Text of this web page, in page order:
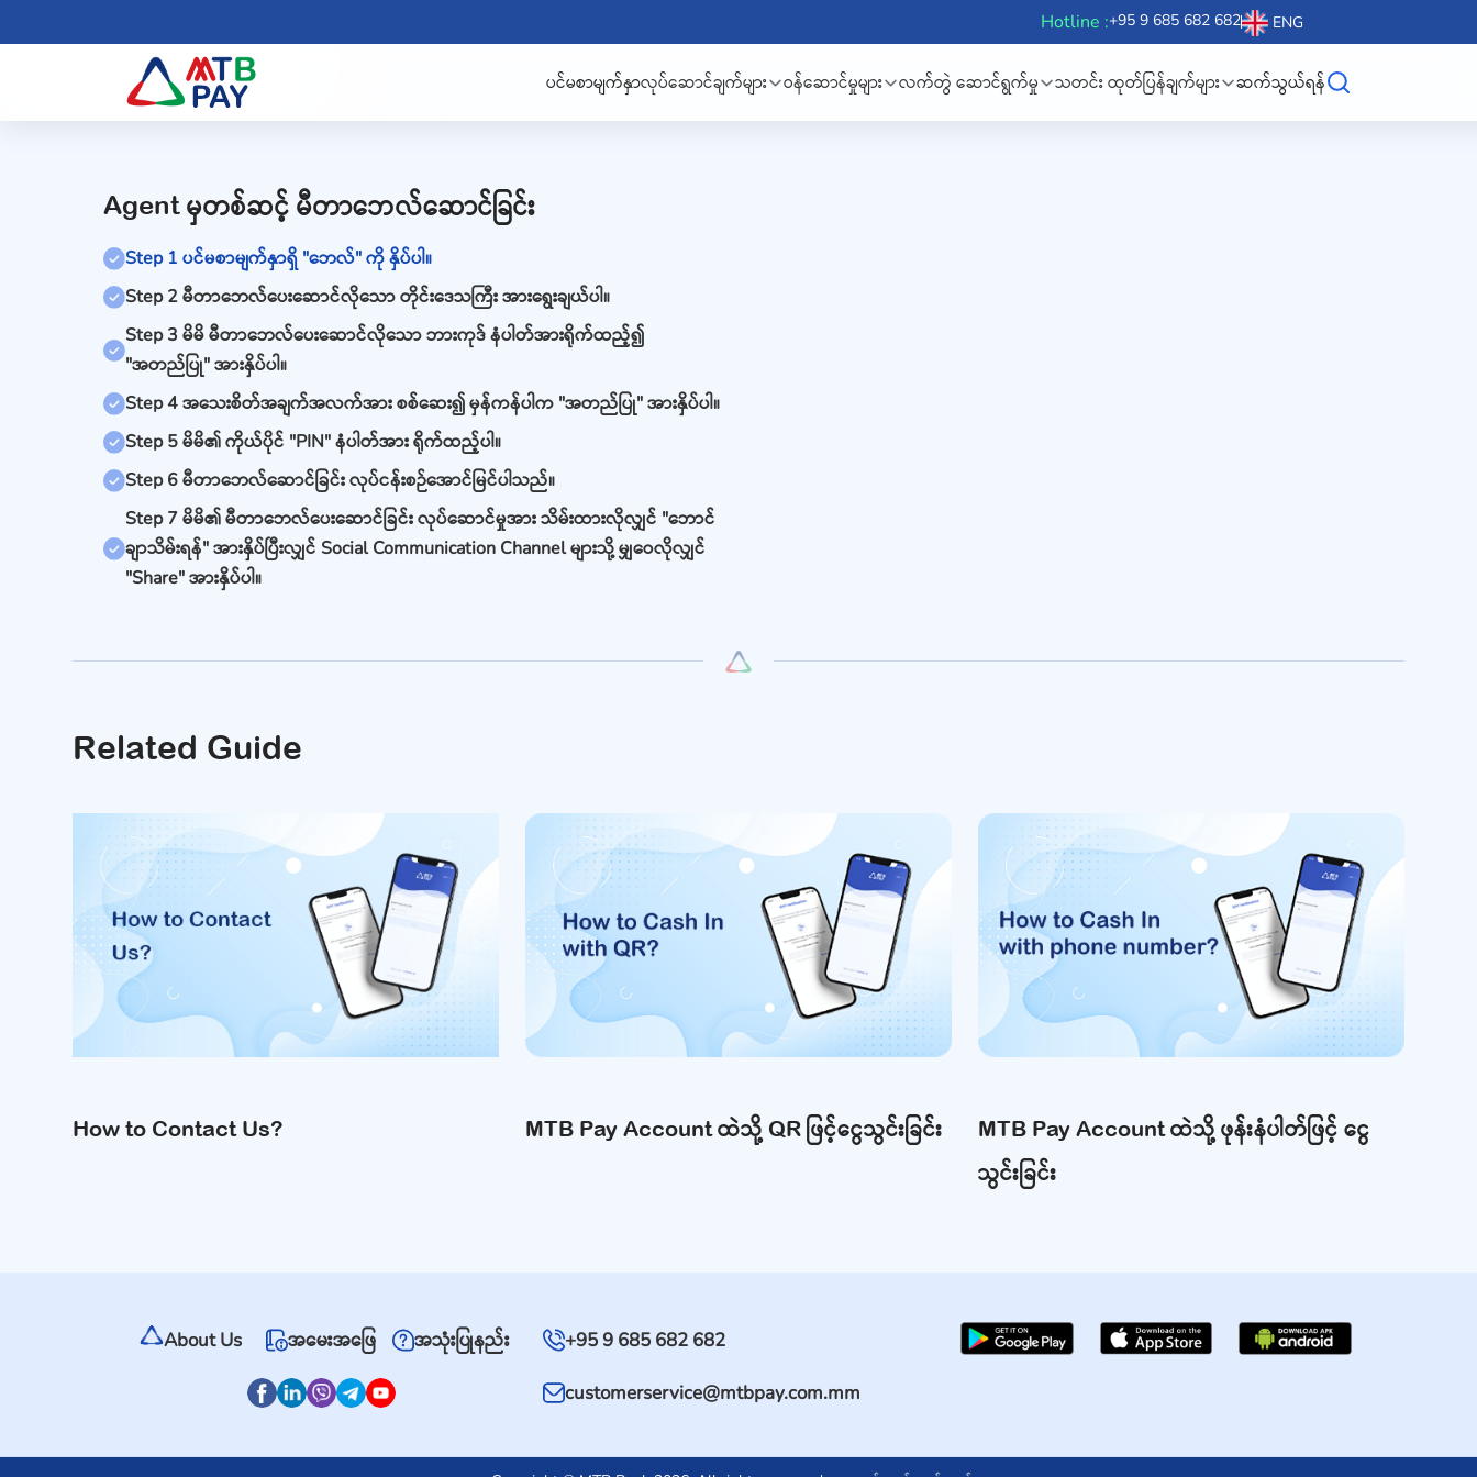
Hotline :+95 9 685 682 682 ENG
ပင်မစာမျက်နှာလုပ်ဆောင်ချက်များ ဝန်ဆောင်မှုများ လက်တွဲ ဆောင်ရွက်မှု သတင်း ထုတ်ပြန်ချက်များ ဆက်သွယ်ရန်
Agent မှတစ်ဆင့် မီတာဘေလ်ဆောင်ခြင်း
Step 1 ပင်မစာမျက်နှာရှိ "ဘေလ်" ကို နှိပ်ပါ။
Step 2 မီတာဘေလ်ပေးဆောင်လိုသော တိုင်းဒေသကြီး အားရွေးချယ်ပါ။
Step 3 မိမိ မီတာဘေလ်ပေးဆောင်လိုသော ဘားကုဒ် နံပါတ်အားရိုက်ထည့်၍
"အတည်ပြု" အားနှိပ်ပါ။
Step 4 အသေးစိတ်အချက်အလက်အား စစ်ဆေး၍ မှန်ကန်ပါက "အတည်ပြု" အားနှိပ်ပါ။
Step 5 မိမိ၏ ကိုယ်ပိုင် "PIN" နံပါတ်အား ရိုက်ထည့်ပါ။
Step 6 မီတာဘေလ်ဆောင်ခြင်း လုပ်ငန်းစဉ်အောင်မြင်ပါသည်။
Step 7 မိမိ၏ မီတာဘေလ်ပေးဆောင်ခြင်း လုပ်ဆောင်မှုအား သိမ်းထားလိုလျှင် "ဘောင်
ချာသိမ်းရန်" အားနှိပ်ပြီးလျှင် Social Communication Channel များသို့ မျှဝေလိုလျှင်
"Share" အားနှိပ်ပါ။
Related Guide
How to Contact Us? MTB Pay Account ထဲသို့ QR ဖြင့်ငွေသွင်းခြင်း
MTB Pay Account ထဲသို့ ဖုန်းနံပါတ်ဖြင့် ငွေ
သွင်းခြင်း
About Us အမေးအဖြေ အသုံးပြုနည်း +95 9 685 682 682
customerservice@mtbpay.com.mm